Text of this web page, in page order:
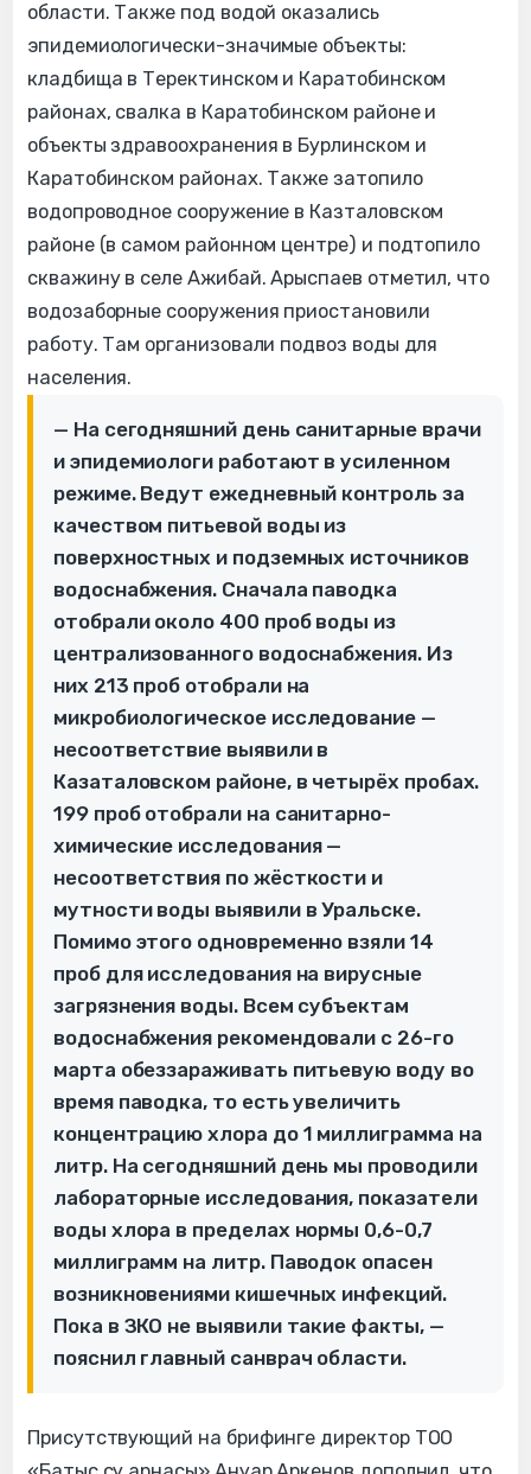
области. Также под водой оказались
эпидемиологически-значимые объекты:
кладбища в Теректинском и Каратобинском
районах, свалка в Каратобинском районе и
объекты здравоохранения в Бурлинском и
Каратобинском районах. Также затопило
водопроводное сооружение в Казталовском
районе (в самом районном центре) и подтопило
скважину в селе Ажибай. Арыспаев отметил, что
водозаборные сооружения приостановили
работу. Там организовали подвоз воды для
населения.
— На сегодняшний день санитарные врачи
и эпидемиологи работают в усиленном
режиме. Ведут ежедневный контроль за
качеством питьевой воды из
поверхностных и подземных источников
водоснабжения. Сначала паводка
отобрали около 400 проб воды из
централизованного водоснабжения. Из
них 213 проб отобрали на
микробиологическое исследование —
несоответствие выявили в
Казаталовском районе, в четырёх пробах.
199 проб отобрали на санитарно-
химические исследования —
несоответствия по жёсткости и
мутности воды выявили в Уральске.
Помимо этого одновременно взяли 14
проб для исследования на вирусные
загрязнения воды. Всем субъектам
водоснабжения рекомендовали с 26-го
марта обеззараживать питьевую воду во
время паводка, то есть увеличить
концентрацию хлора до 1 миллиграмма на
литр. На сегодняшний день мы проводили
лабораторные исследования, показатели
воды хлора в пределах нормы 0,6-0,7
миллиграмм на литр. Паводок опасен
возникновениями кишечных инфекций.
Пока в ЗКО не выявили такие факты, —
пояснил главный санврач области.
Присутствующий на брифинге директор ТОО